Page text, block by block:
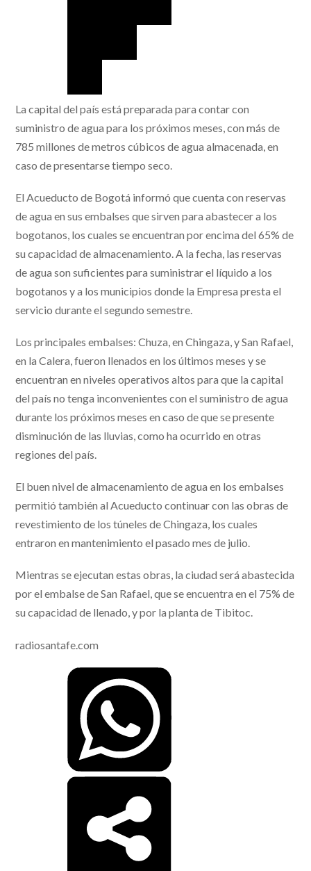
La capital del país está preparada para contar con
suministro de agua para los próximos meses, con más de
785 millones de metros cúbicos de agua almacenada, en
caso de presentarse tiempo seco.
El Acueducto de Bogotá informó que cuenta con reservas
de agua en sus embalses que sirven para abastecer a los
bogotanos, los cuales se encuentran por encima del 65% de
su capacidad de almacenamiento. A la fecha, las reservas
de agua son suficientes para suministrar el líquido a los
bogotanos y a los municipios donde la Empresa presta el
servicio durante el segundo semestre.
Los principales embalses: Chuza, en Chingaza, y San Rafael,
en la Calera, fueron llenados en los últimos meses y se
encuentran en niveles operativos altos para que la capital
del país no tenga inconvenientes con el suministro de agua
durante los próximos meses en caso de que se presente
disminución de las lluvias, como ha ocurrido en otras
regiones del país.
El buen nivel de almacenamiento de agua en los embalses
permitió también al Acueducto continuar con las obras de
revestimiento de los túneles de Chingaza, los cuales
entraron en mantenimiento el pasado mes de julio.
Mientras se ejecutan estas obras, la ciudad será abastecida
por el embalse de San Rafael, que se encuentra en el 75% de
su capacidad de llenado, y por la planta de Tibitoc.
radiosantafe.com